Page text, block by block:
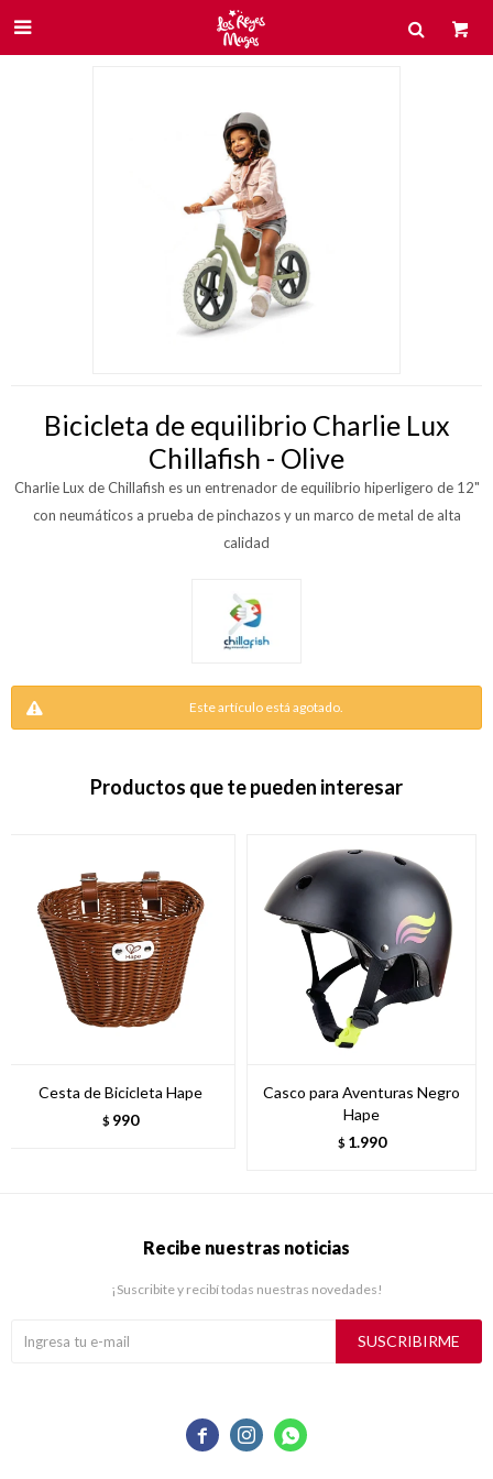

Bicicleta de equilibrio Charlie Lux
Chillafish - Olive
Charlie Lux de Chillafish es un entrenador de equilibrio hiperligero de 12"
con neumáticos a prueba de pinchazos y un marco de metal de alta
calidad
Este artículo está agotado.
Productos que te pueden interesar
Cesta de Bicicleta Hape
$ 990
Casco para Aventuras Negro
Hape
$ 1.990
  
Recibe nuestras noticias
¡Suscribite y recibí todas nuestras novedades!
SUSCRIBIRME